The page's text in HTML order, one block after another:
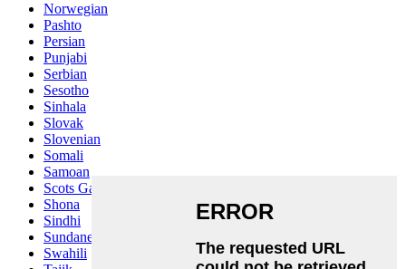
Norwegian
Pashto
Persian
Punjabi
Serbian
Sesotho
Sinhala
Slovak
Slovenian
Somali
Samoan
Scots Gaelic
Shona
Sindhi
Sundanese
Swahili